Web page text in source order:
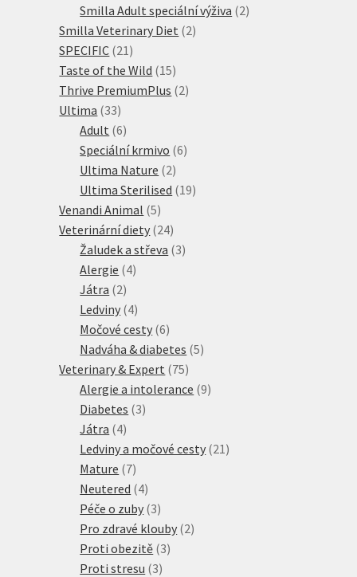
produkty
Smilla Adult speciální výživa 22
Smilla Veterinary Diet 22
SPECIFIC 21 21
produktů
Taste of the Wild 1515
produktů
Thrive PremiumPlus 22
Ultima 3333
produktů
Adult 66
produktů
Speciální krmivo 66
Ultima Nature 22
produkty
Ultima Sterilised 1919
Venandi Animal 55
produktů
Veterinární diety 2424
produktů
Žaludek a střeva 33
Alergie 44
Játra 22
produkty
Ledviny 44
produkty
Močové cesty 66
produktů
Nadváha & diabetes 55
Veterinary & Expert 7575
produktů
Alergie a intolerance 99
Diabetes 33
Játra 44
produkty
Ledviny a močové cesty 21 21
Mature 77
produktů
Neutered 44
produkty
Péče o zuby 33
produkty
Pro zdravé klouby 22
Proti obezitě 33
Proti stresu 33